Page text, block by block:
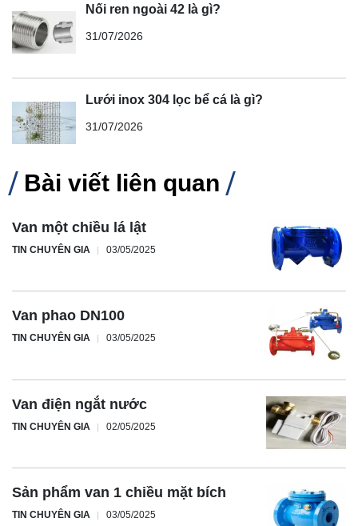
Nối ren ngoài 42 là gì?
31/07/2026
Lưới inox 304 lọc bể cá là gì?
31/07/2026
Bài viết liên quan
Van một chiều lá lật
TIN CHUYÊN GIA 03/05/2025
Van phao DN100
TIN CHUYÊN GIA 03/05/2025
Van điện ngắt nước
TIN CHUYÊN GIA 02/05/2025
Sản phẩm van 1 chiều mặt bích
TIN CHUYÊN GIA 03/05/2025